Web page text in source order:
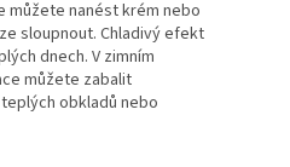
můžete nanést krém nebo
sloupnout. Chladivý efekt
dnech. V zimním
můžete zabalit
obkladů nebo